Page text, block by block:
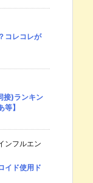
コレコレが
接)ランキン
】
ンフルエン
イド使用ド